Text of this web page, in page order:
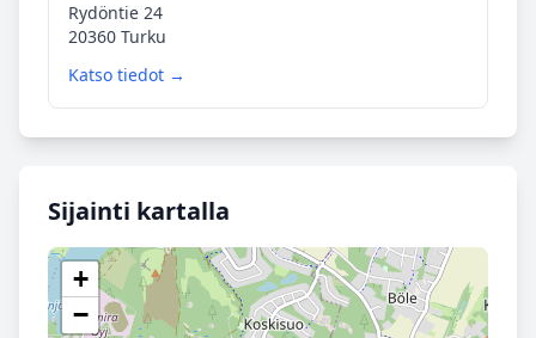
Rydöntie 24
20360 Turku
Katso tiedot →
Sijainti kartalla
+
−